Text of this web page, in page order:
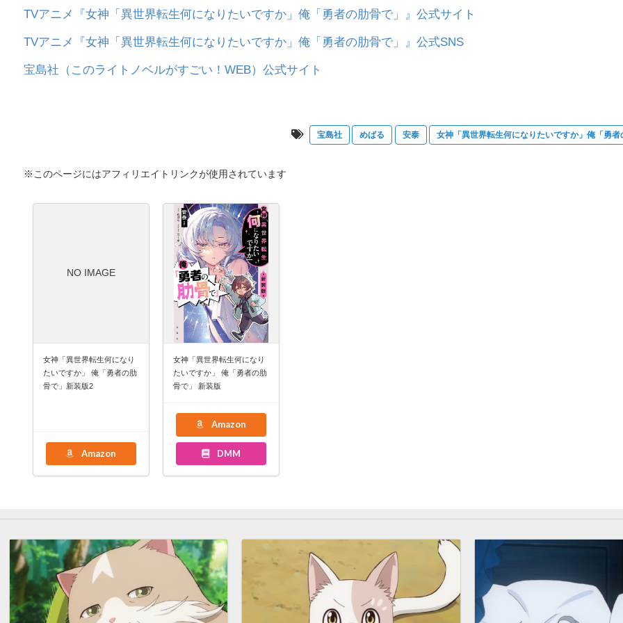
TVアニメ『女神「異世界転生何になりたいですか」俺「勇者の肋骨で」』公式サイト
TVアニメ『女神「異世界転生何になりたいですか」俺「勇者の肋骨で」』公式SNS
宝島社（このライトノベルがすごい！WEB）公式サイト
宝島社 めばる 安泰 女神「異世界転生何になりたいですか」俺「勇者
※このページにはアフィリエイトリンクが使用されています
NO IMAGE
女神「異世界転生何になり
たいですか」 俺「勇者の肋
骨で」新装版2
Amazon
女神「異世界転生何になり
たいですか」 俺「勇者の肋
骨で」 新装版
Amazon
DMM